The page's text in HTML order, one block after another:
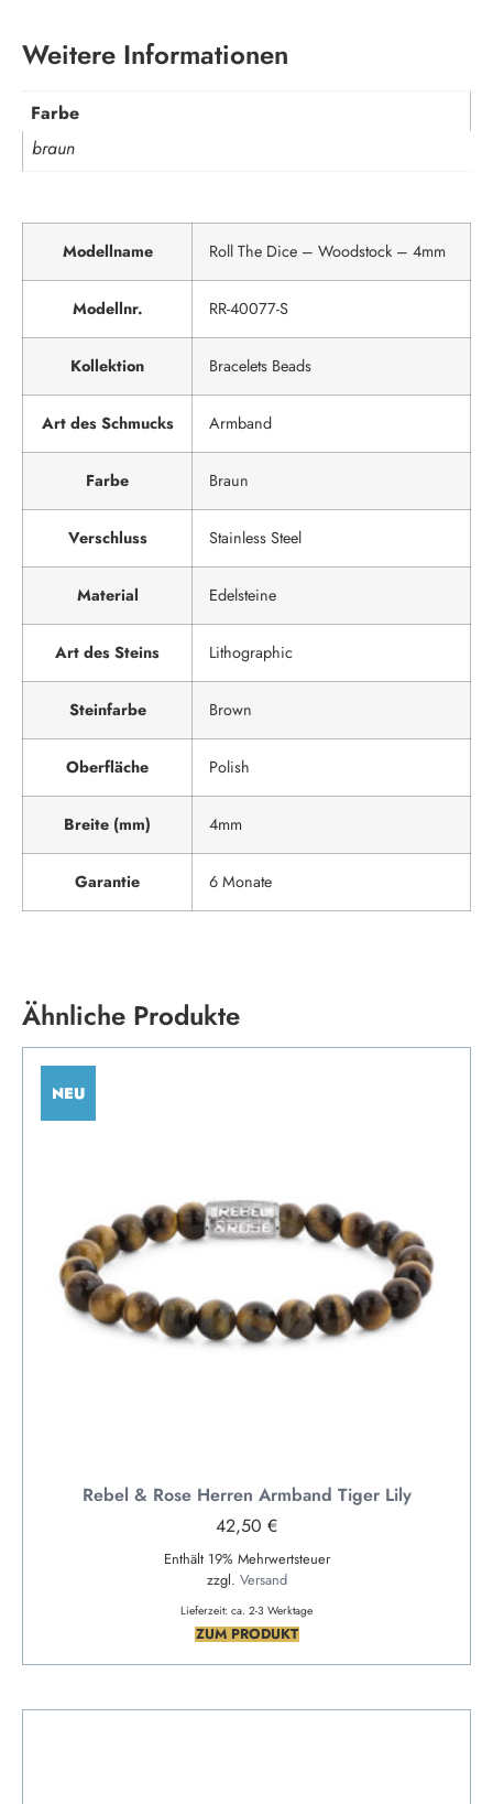
Weitere Informationen
Farbe
braun
Modellname Roll The Dice – Woodstock – 4mm
Modellnr. RR-40077-S
Kollektion Bracelets Beads
Art des Schmucks Armband
Farbe Braun
Verschluss Stainless Steel
Material Edelsteine
Art des Steins Lithographic
Steinfarbe Brown
Oberfläche Polish
Breite (mm) 4mm
Garantie 6 Monate
Ähnliche Produkte
NEU
Rebel & Rose Herren Armband Tiger Lily
42,50 €
Enthält 19% Mehrwertsteuer
zzgl. Versand
Lieferzeit: ca. 2-3 Werktage
ZUM PRODUKT